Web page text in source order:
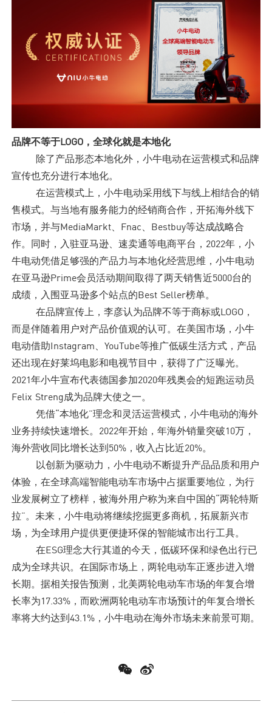
品牌不等于LOGO，全球化就是本地化
除了产品形态本地化外，小牛电动在运营模式和品牌
宣传也充分进行本地化。
在运营模式上，小牛电动采用线下与线上相结合的销
售模式。与当地有服务能力的经销商合作，开拓海外线下
市场，并与MediaMarkt、Fnac、Bestbuy等达成战略合
作。同时，入驻亚马逊、速卖通等电商平台，2022年，小
牛电动凭借足够强的产品力与本地化经营思维，小牛电动
在亚马逊Prime会员活动期间取得了两天销售近5000台的
成绩，入围亚马逊多个站点的Best Seller榜单。
在品牌宣传上，李彦认为品牌不等于商标或LOGO，
而是伴随着用户对产品价值观的认可。在美国市场，小牛
电动借助Instagram、YouTube等推广低碳生活方式，产品
还出现在好莱坞电影和电视节目中，获得了广泛曝光。
2021年小牛宣布代表德国参加2020年残奥会的短跑运动员
Felix Streng成为品牌大使之一。
凭借“本地化”理念和灵活运营模式，小牛电动的海外
业务持续快速增长。2022年开始，年海外销量突破10万，
海外营收同比增长达到50%，收入占比近20%。
以创新为驱动力，小牛电动不断提升产品品质和用户
体验，在全球高端智能电动车市场中占据重要地位，为行
业发展树立了榜样，被海外用户称为来自中国的“两轮特斯
拉”。未来，小牛电动将继续挖掘更多商机，拓展新兴市
场，为全球用户提供更便捷环保的智能城市出行工具。
在ESG理念大行其道的今天，低碳环保和绿色出行已
成为全球共识。在国际市场上，两轮电动车正逐步进入增
长期。据相关报告预测，北美两轮电动车市场的年复合增
长率为17.33%，而欧洲两轮电动车市场预计的年复合增长
率将大约达到43.1%，小牛电动在海外市场未来前景可期。